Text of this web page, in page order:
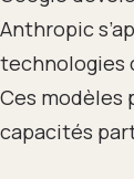
Anthropic
technologies
Ces modèles
capacités